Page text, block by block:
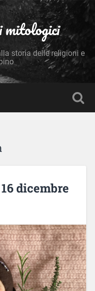
mitologici
storia delle religioni e
dicembre